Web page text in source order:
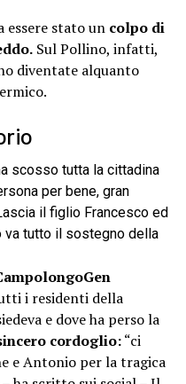
essere stato un colpo di
Sul Pollino, infatti,
diventate alquanto
scosso tutta la cittadina
per bene, gran
il figlio Francesco ed
va tutto il sostegno della
i residenti della
e dove ha perso la
cordoglio:“ci
e Antonio per la tragica